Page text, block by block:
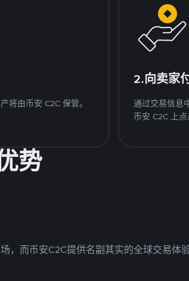
将由币安 C2C 保管。
2.向卖家
通过交易信息
币安 C2C 上点
势
，而币安C2C提供名副其实的全球交易体